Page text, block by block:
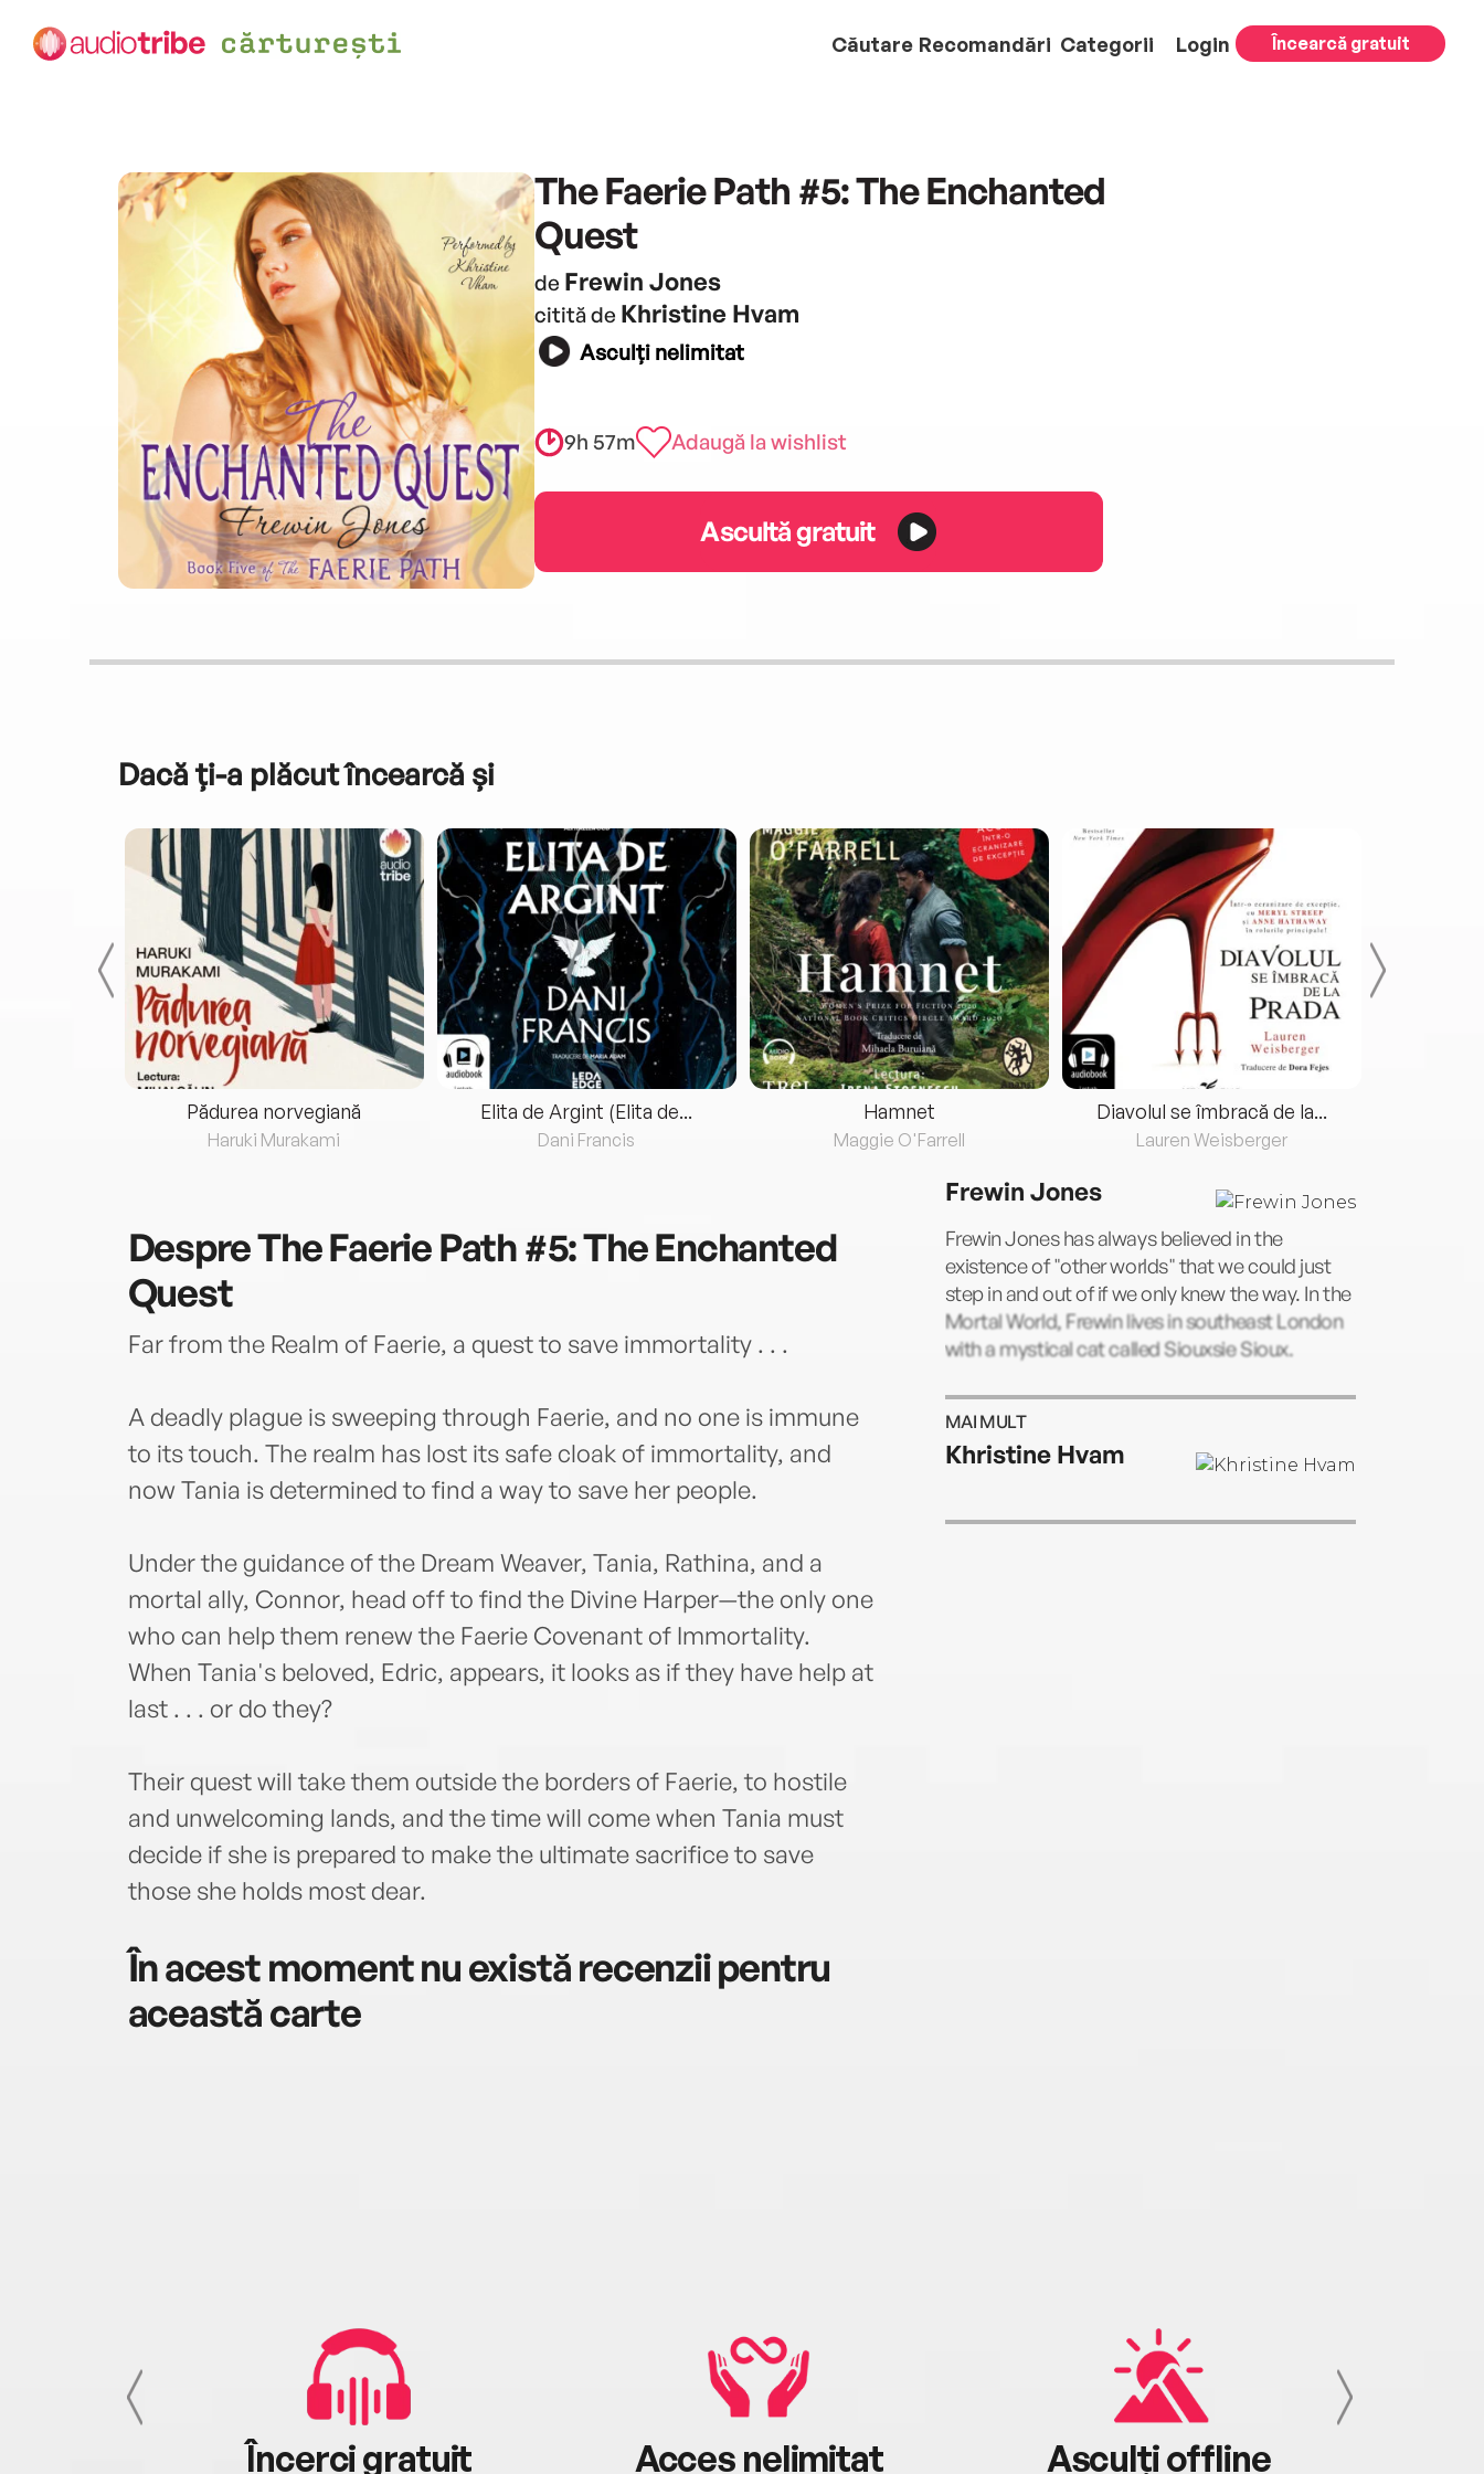
Căutare Recomandări Categorii Login Încearcă gratuit
The Faerie Path #5: The Enchanted
Quest
de Frewin Jones
citită de Khristine Hvam
Asculți nelimitat
9h 57m Adaugă la wishlist
Ascultă gratuit
Dacă ți-a plăcut încearcă și
Pădurea norvegiană
Haruki Murakami
Elita de Argint (Elita de...
Dani Francis
Hamnet
Maggie O'Farrell
Diavolul se îmbracă de la...
Lauren Weisberger
DespreThe Faerie Path #5: The Enchanted
Quest
Far from the Realm of Faerie, a quest to save immortality . . .
A deadly plague is sweeping through Faerie, and no one is immune
to its touch. The realm has lost its safe cloak of immortality, and
now Tania is determined to find a way to save her people.
Under the guidance of the Dream Weaver, Tania, Rathina, and a
mortal ally, Connor, head off to find the Divine Harper—the only one
who can help them renew the Faerie Covenant of Immortality.
When Tania's beloved, Edric, appears, it looks as if they have help at
last . . . or do they?
Their quest will take them outside the borders of Faerie, to hostile
and unwelcoming lands, and the time will come when Tania must
decide if she is prepared to make the ultimate sacrifice to save
those she holds most dear.
În acest moment nu există recenzii pentru
această carte
Frewin Jones
Frewin Jones has always believed in the
existence of "other worlds" that we could just
step in and out of if we only knew the way. In the
Mortal World, Frewin lives in southeast London
with a mystical cat called Siouxsie Sioux.
MAI MULT
Khristine Hvam
Încerci gratuit Acces nelimitat Asculți offline